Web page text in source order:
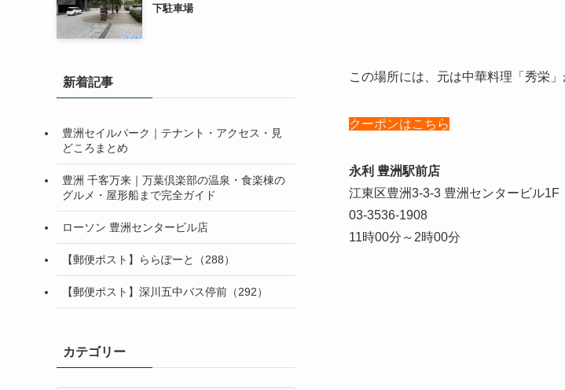
この場所には、元は中華料理「秀栄」
クーポンはこちら
永利 豊洲駅前店
江東区豊洲3-3-3 豊洲センタービル1F
03-3536-1908
11時00分～2時00分
下駐車場
新着記事
豊洲セイルパーク｜テナント・アクセス・見
どころまとめ
豊洲 千客万来｜万葉倶楽部の温泉・食楽棟の
グルメ・屋形船まで完全ガイド
ローソン 豊洲センタービル店
【郵便ポスト】ららぽーと（288）
【郵便ポスト】深川五中バス停前（292）
カテゴリー